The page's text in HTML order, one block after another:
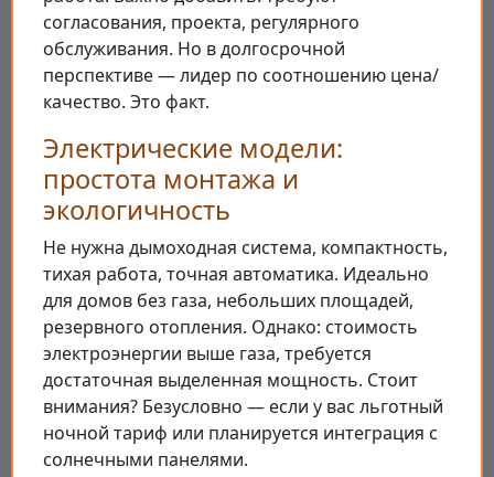
согласования, проекта, регулярного
обслуживания. Но в долгосрочной
перспективе — лидер по соотношению цена/
качество. Это факт.
Электрические модели:
простота монтажа и
экологичность
Не нужна дымоходная система, компактность,
тихая работа, точная автоматика. Идеально
для домов без газа, небольших площадей,
резервного отопления. Однако: стоимость
электроэнергии выше газа, требуется
достаточная выделенная мощность. Стоит
внимания? Безусловно — если у вас льготный
ночной тариф или планируется интеграция с
солнечными панелями.